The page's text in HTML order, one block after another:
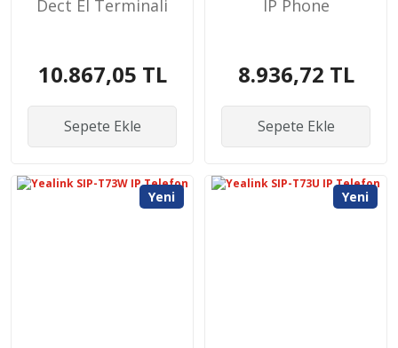
Dect El Terminali
10.867,05 TL
Sepete Ekle
IP Phone
8.936,72 TL
Sepete Ekle
Yeni Yeni